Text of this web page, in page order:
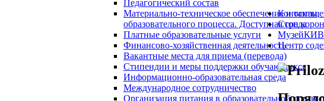
Педагогический состав
Материально-техническое обеспечение и
образовательного процесса. Доступная среда
Платные образовательные услуги
Финансово-хозяйственная деятельность
Вакантные места для приема (перевода)
Стипендии и меры поддержки обучающихся
Информационно-образовательная среда
Международное сотрудничество
Организация питания в образовательной
Контакты
Стоп
Музей
Центр